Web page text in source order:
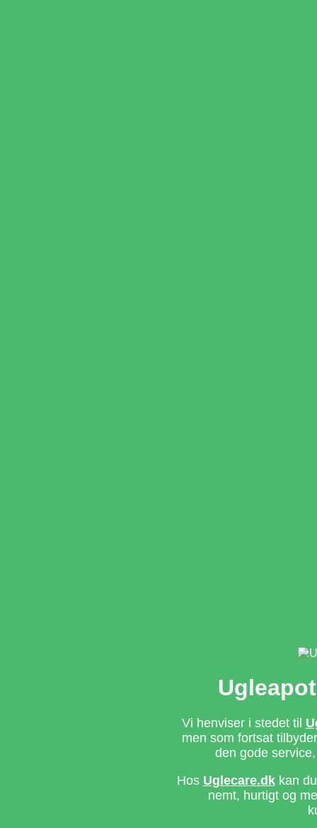
Vi henviser i stedet til
men som fortsat
den gode
Hos Uglecare.dkkan du
nemt, hurtigt og